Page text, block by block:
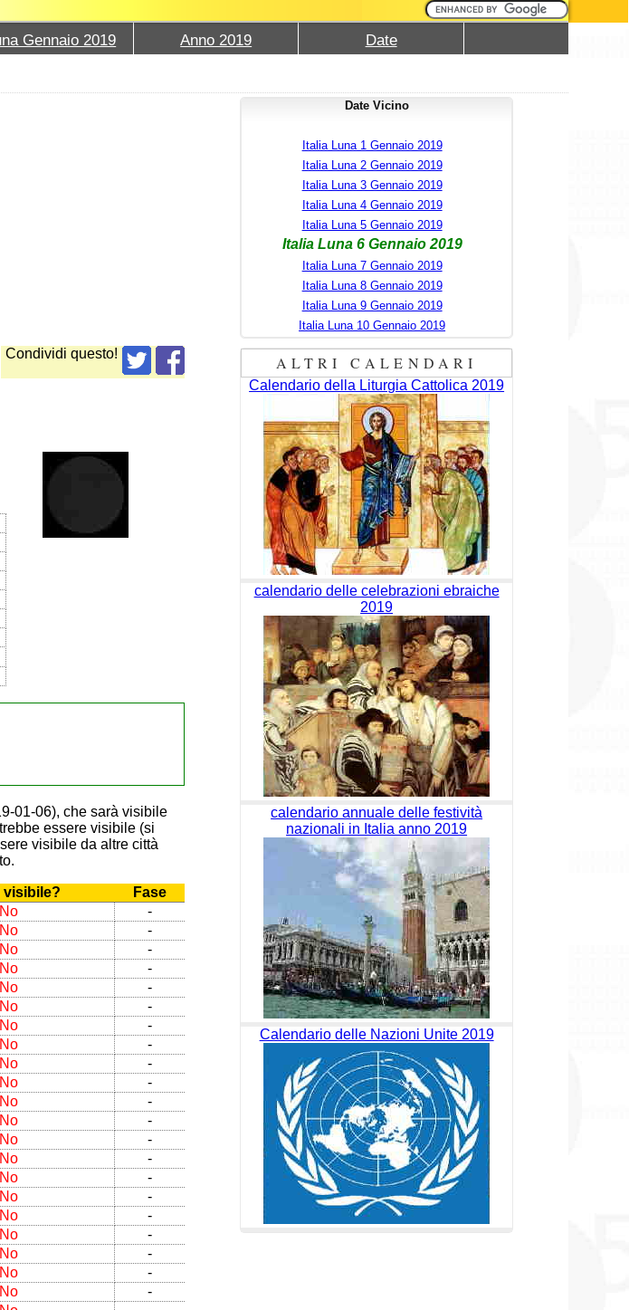
Gennaio 2019 Anno 2019 Date
Condividi questo!
01-06), che sarà visibile
essere visibile (si
visibile da altre città
visibile?
Fase
No
-
No
-
No
-
No
-
No
-
No
-
No
-
No
-
No
-
No
-
No
-
No
-
No
-
No
-
No
-
No
-
No
-
No
-
No
-
No
-
No
-
Date Vicino
Italia Luna 1 Gennaio 2019
Italia Luna 2 Gennaio 2019
Italia Luna 3 Gennaio 2019
Italia Luna 4 Gennaio 2019
Italia Luna 5 Gennaio 2019
Italia Luna 6 Gennaio 2019
Italia Luna 7 Gennaio 2019
Italia Luna 8 Gennaio 2019
Italia Luna 9 Gennaio 2019
Italia Luna 10 Gennaio 2019
ALTRI CALENDARI
Calendario della Liturgia Cattolica 2019
calendario delle celebrazioni ebraiche
2019
calendario annuale delle festività
nazionali in Italia anno 2019
Calendario delle Nazioni Unite 2019